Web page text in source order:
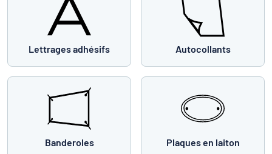
Lettrages adhésifs Autocollants
Banderoles Plaques en laiton